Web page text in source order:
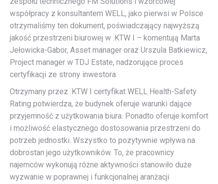
współpracy z konsultantem WELL, jako pierwsi w Polsce
otrzymaliśmy ten dokument, poświadczający najwyższą
jakość przestrzeni biurowej w .KTW I – komentują Marta
Jełowicka-Gabor, Asset manager oraz Urszula Batkiewicz,
Project manager w TDJ Estate, nadzorujące proces
certyfikacji ze strony inwestora.
Otrzymany przez .KTW I certyfikat WELL Health-Safety
Rating potwierdza, że budynek oferuje warunki dające
przyjemność z użytkowania biura. Ponadto oferuje komfort
i możliwość elastycznego dostosowania przestrzeni do
potrzeb jednostki. Wszystko to pozytywnie wpływa na
dobrostan jego użytkowników. To, że pracownicy
najemców wykonują różne aktywności stanowiło duże
wyzwanie w poprawnej i funkcjonalnej aranżacji